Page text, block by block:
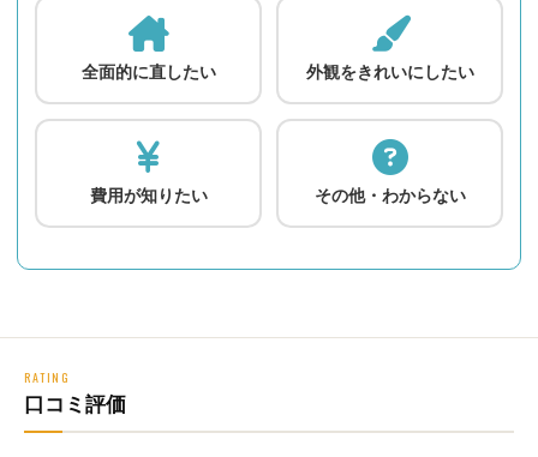
全面的に直したい 外観をきれいにしたい
費用が知りたい その他・わからない
RATING
口コミ評価